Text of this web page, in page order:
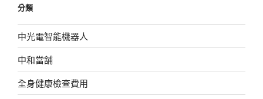
分類
中光電智能機器人
中和當舖
全身健康檢查費用